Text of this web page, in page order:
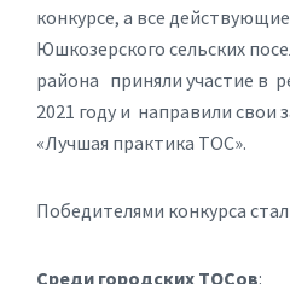
конкурсе, а все
Юшкозерского сельских
района приняли участие в
2021 году и направили свои
«Лучшая практика ТОС».
Победителями конкурса
Среди городских ТОСов: